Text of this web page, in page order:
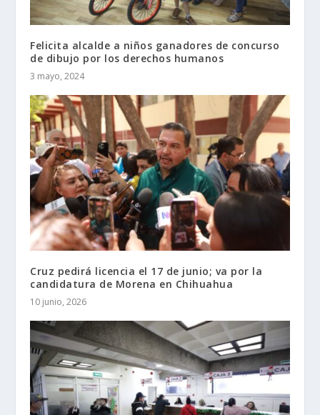
Felicita alcalde a niños ganadores de concurso
de dibujo por los derechos humanos
3 mayo, 2024
Cruz pedirá licencia el 17 de junio; va por la
candidatura de Morena en Chihuahua
10 junio, 2026